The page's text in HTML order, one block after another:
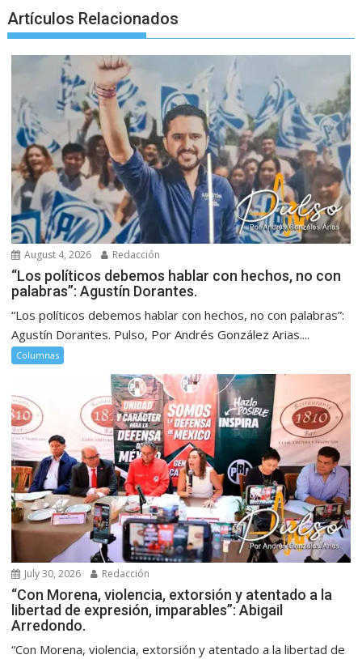
Artículos Relacionados
August 4, 2026 Redacción
“Los políticos debemos hablar con hechos, no con
palabras”: Agustín Dorantes.
“Los políticos debemos hablar con hechos, no con palabras”:
Agustín Dorantes. Pulso, Por Andrés González Arias....
Columnas
July 30, 2026 Redacción
“Con Morena, violencia, extorsión y atentado a la
libertad de expresión, imparables”: Abigail
Arredondo.
“Con Morena, violencia, extorsión y atentado a la libertad de